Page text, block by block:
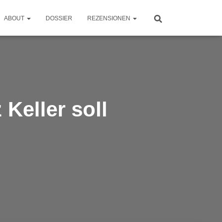
ABOUT DOSSIER REZENSIONEN
Keller soll